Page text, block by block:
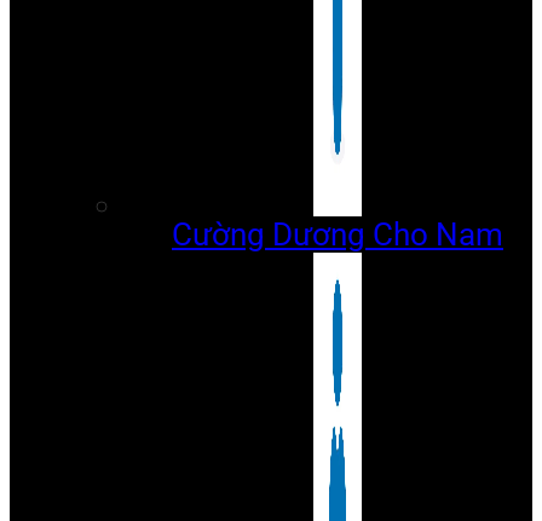
Cường Dương Cho Nam